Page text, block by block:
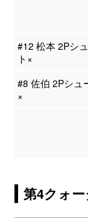
#12 松本 2Pシ
ト×
#8 佐伯 2Pシュ
×
第4クォ